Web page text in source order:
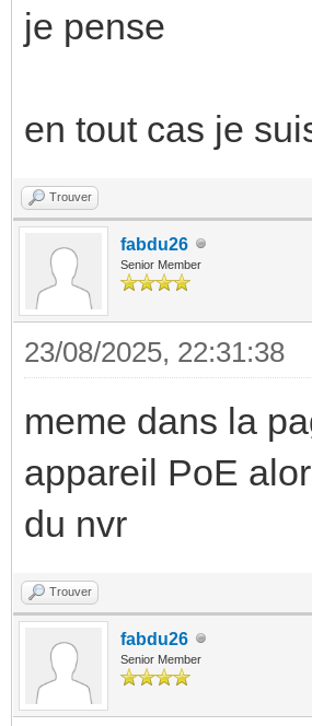
je pense
en tout cas je
Trouver
fabdu26
Senior Member
23/08/2025, 22:31:38
meme dans la
appareil PoE
du nvr
Trouver
fabdu26
Senior Member